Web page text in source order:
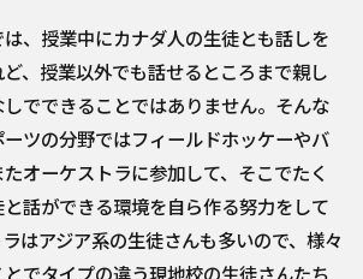
、授業中にカナダ人の生徒とも話しを
、授業以外でも話せるところまで親し
しでできることではありません。そんな
ツの分野ではフィールドホッケーやバ
オーケストラに参加して、そこでたく
話ができる環境を自ら作る努力をして
はアジア系の生徒さんも多いので、様々
でタイプの違う現地校の生徒さんたち